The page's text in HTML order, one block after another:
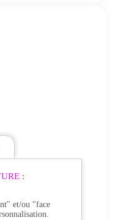
:
et/ou "face